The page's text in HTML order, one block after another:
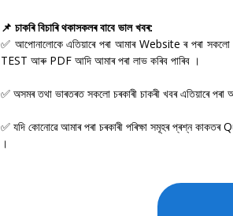
📌 চাকৰি বিচাৰি থকাসকলৰ বাবে ভাল খবৰ:
✅ আপোনালোকে এতিয়াৰে পৰা আমাৰ Website ৰ পৰা সকলো
TEST আৰু PDF আদি আমাৰ পৰা লাভ কৰিব পাৰিব ।
✅ অসমৰ তথা ভাৰতৰত সকলো চৰকাৰী চাকৰী খবৰ এতিয়াৰে
✅ যদি কোনোৱে আমাৰ পৰা চৰকাৰী পৰিক্ষা সমূহৰ প্ৰশ্ন
।